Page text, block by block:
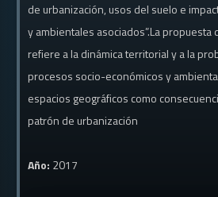
de urbanización, usos del suelo e
y ambientales asociados”.La propuesta
refiere a la dinámica territorial y a la
procesos socio-económicos y
espacios geográficos como
patrón de urbanización
Año: 2017